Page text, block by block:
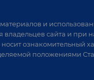
и
владельцев сайта и при
ознакомительный
положениями